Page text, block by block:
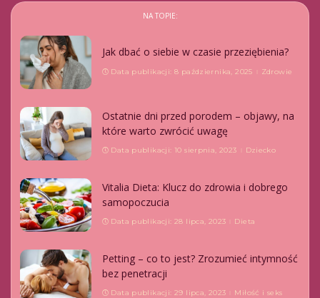
NA TOPIE:
Jak dbać o siebie w czasie przeziębienia?
Data publikacji: 8 października, 2025 Zdrowie
Ostatnie dni przed porodem – objawy, na
które warto zwrócić uwagę
Data publikacji: 10 sierpnia, 2023 Dziecko
Vitalia Dieta: Klucz do zdrowia i dobrego
samopoczucia
Data publikacji: 28 lipca, 2023 Dieta
Petting – co to jest? Zrozumieć intymność
bez penetracji
Data publikacji: 29 lipca, 2023 Miłość i seks